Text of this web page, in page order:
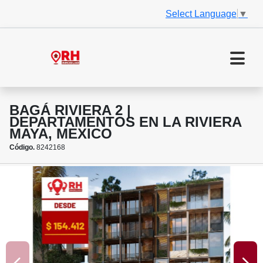
Select Language ▼
BAGÁ RIVIERA 2 |
DEPARTAMENTOS EN LA RIVIERA
MAYA, MEXICO
Código. 8242168